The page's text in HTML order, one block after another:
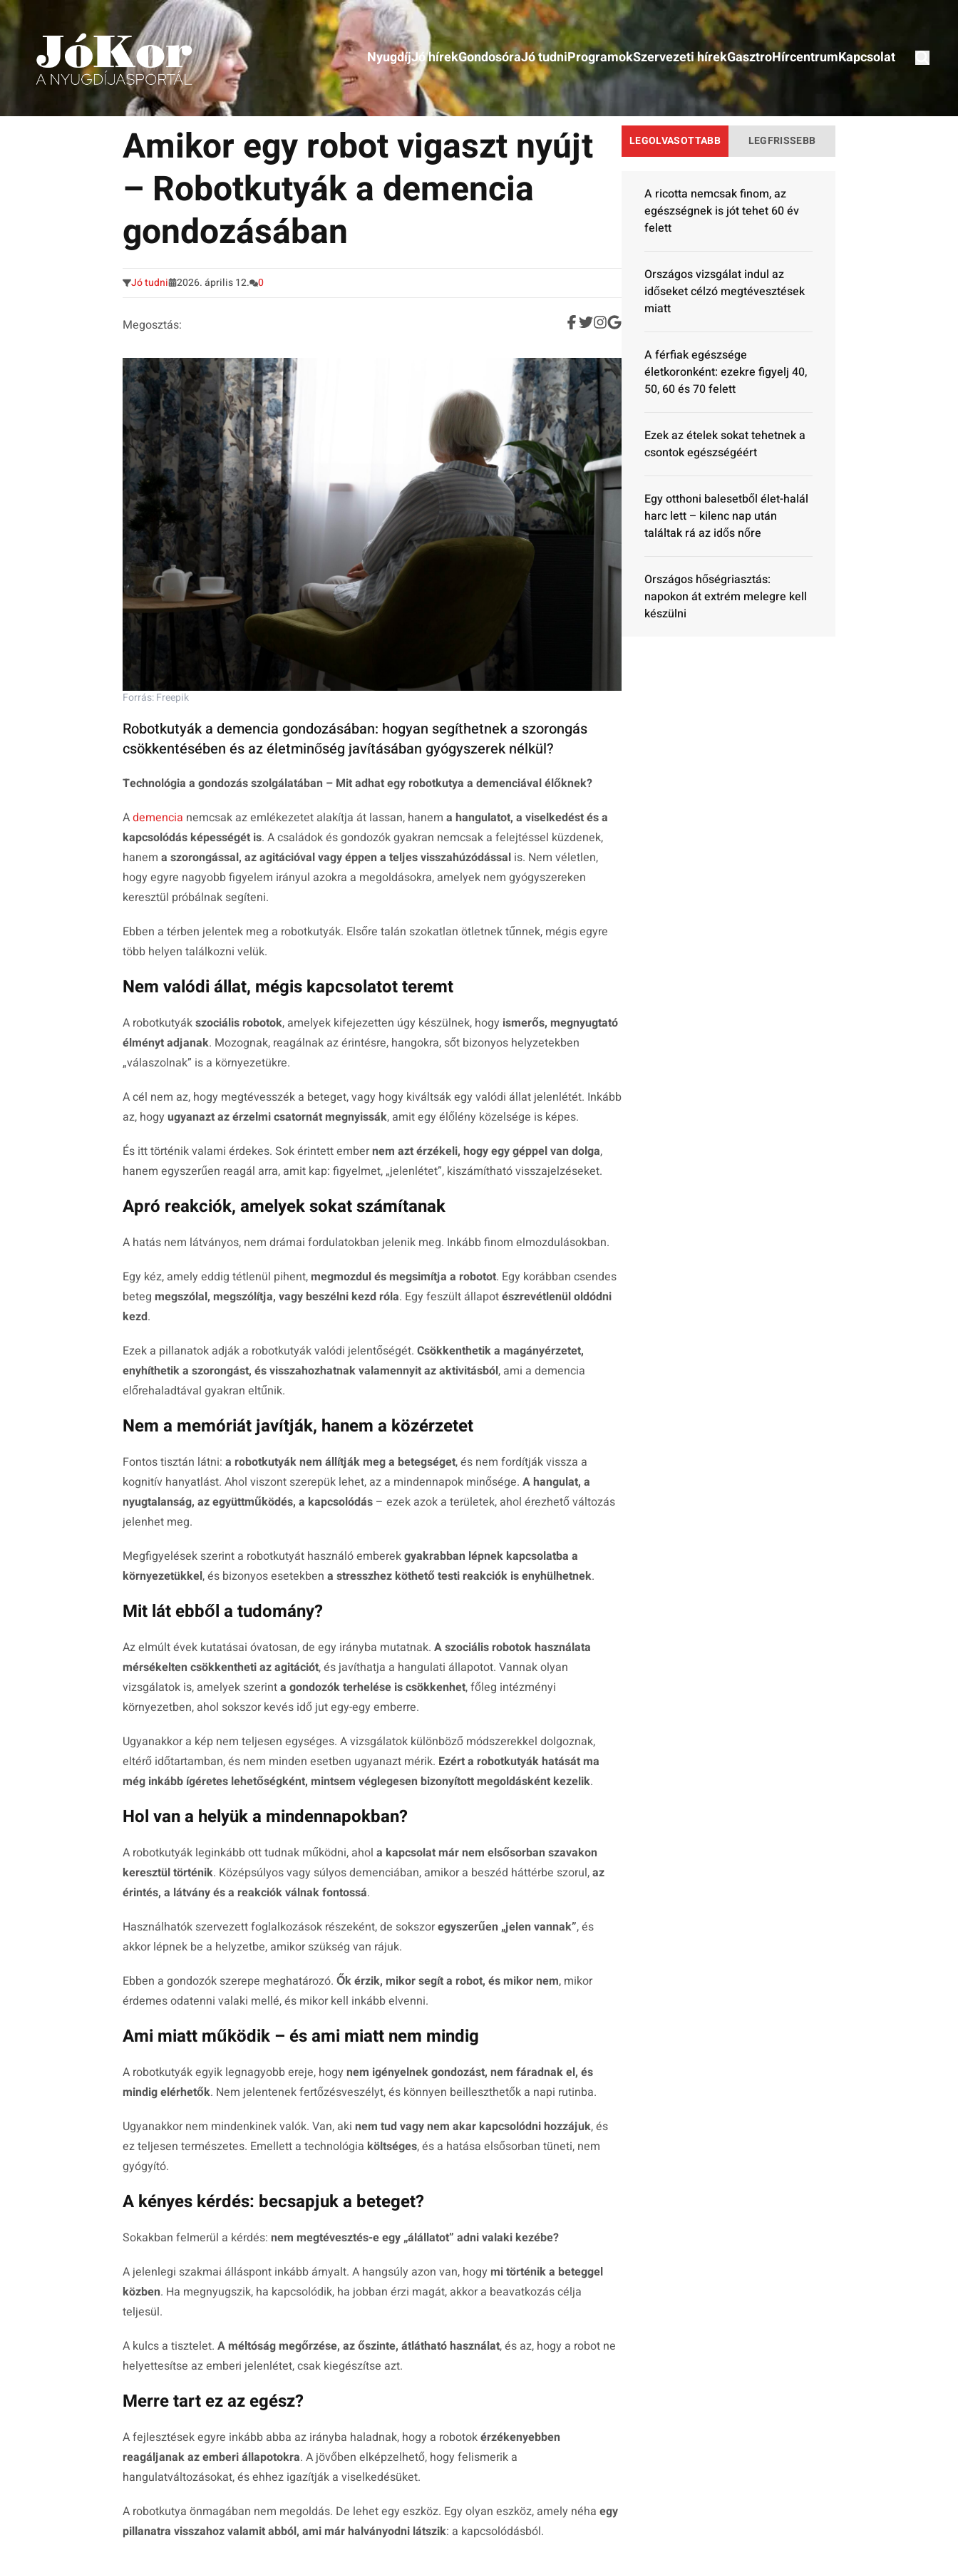
a
Tudnivalók, érdekességek idősek számára.
NyugdíjJó hírekGondosóraJó tudniProgramokSzervezeti hírekGasztroHírcentrumKapcsolat
Amikor egy robot vigaszt nyújt
– Robotkutyák a demencia
gondozásában
Jó tudni 2026. április 12. 0
Megosztás:
Forrás: Freepik
Robotkutyák a demencia gondozásában: hogyan segíthetnek a szorongás
csökkentésében és az életminőség javításában gyógyszerek nélkül?
Technológia a gondozás szolgálatában – Mit adhat egy robotkutya a demenciával élőknek?
Ademencia nemcsak az emlékezetet alakítja át lassan, hanem a hangulatot, a viselkedést és a
kapcsolódás képességét is. A családok és gondozók gyakran nemcsak a felejtéssel küzdenek,
hanem a szorongással, az agitációval vagy éppen a teljes visszahúzódással is. Nem véletlen,
hogy egyre nagyobb figyelem irányul azokra a megoldásokra, amelyek nem gyógyszereken
keresztül próbálnak segíteni.
Ebben a térben jelentek meg a robotkutyák. Elsőre talán szokatlan ötletnek tűnnek, mégis egyre
több helyen találkozni velük.
Nem valódi állat, mégis kapcsolatot teremt
A robotkutyákszociális robotok, amelyek kifejezetten úgy készülnek, hogy ismerős, megnyugtató
élményt adjanak. Mozognak, reagálnak az érintésre, hangokra, sőt bizonyos helyzetekben
„válaszolnak” is a környezetükre.
A cél nem az, hogy megtévesszék a beteget, vagy hogy kiváltsák egy valódi állat jelenlétét. Inkább
az, hogy ugyanazt az érzelmi csatornát megnyissák, amit egy élőlény közelsége is képes.
És itt történik valami érdekes. Sok érintett embernem azt érzékeli, hogy egy géppel van dolga,
hanem egyszerűen reagál arra, amit kap: figyelmet, „jelenlétet”, kiszámítható visszajelzéseket.
Apró reakciók, amelyek sokat számítanak
A hatás nem látványos, nem drámai fordulatokban jelenik meg. Inkább finom elmozdulásokban.
Egy kéz, amely eddig tétlenül pihent,megmozdul és megsimítja a robotot. Egy korábban csendes
beteg megszólal, megszólítja, vagy beszélni kezd róla. Egy feszült állapotészrevétlenül oldódni
kezd.
Ezek a pillanatok adják a robotkutyák valódi jelentőségét. Csökkenthetik a magányérzetet,
enyhíthetik a szorongást, és visszahozhatnak valamennyit az aktivitásból, ami a demencia
előrehaladtával gyakran eltűnik.
Nem a memóriát javítják, hanem a közérzetet
Fontos tisztán látni: a robotkutyák nem állítják meg a betegséget, és nem fordítják vissza a
kognitív hanyatlást. Ahol viszont szerepük lehet, az a mindennapok minősége. A hangulat, a
nyugtalanság, az együttműködés, a kapcsolódás – ezek azok a területek, ahol érezhető változás
jelenhet meg.
Megfigyelések szerint a robotkutyát használó emberekgyakrabban lépnek kapcsolatba a
környezetükkel, és bizonyos esetekben a stresszhez köthető testi reakciók is enyhülhetnek.
Mit lát ebből a tudomány?
Az elmúlt évek kutatásai óvatosan, de egy irányba mutatnak. A szociális robotok használata
mérsékelten csökkentheti az agitációt, és javíthatja a hangulati állapotot. Vannak olyan
vizsgálatok is, amelyek szerinta gondozók terhelése is csökkenhet, főleg intézményi
környezetben, ahol sokszor kevés idő jut egy-egy emberre.
Ugyanakkor a kép nem teljesen egységes. A vizsgálatok különböző módszerekkel dolgoznak,
eltérő időtartamban, és nem minden esetben ugyanazt mérik. Ezért a robotkutyák hatását ma
még inkább ígéretes lehetőségként, mintsem véglegesen bizonyított megoldásként kezelik.
Hol van a helyük a mindennapokban?
A robotkutyák leginkább ott tudnak működni, ahol a kapcsolat már nem elsősorban szavakon
keresztül történik. Középsúlyos vagy súlyos demenciában, amikor a beszéd háttérbe szorul,az
érintés, a látvány és a reakciók válnak fontossá.
Használhatók szervezett foglalkozások részeként, de sokszoregyszerűen „jelen vannak”, és
akkor lépnek be a helyzetbe, amikor szükség van rájuk.
Ebben a gondozók szerepe meghatározó. Ők érzik, mikor segít a robot, és mikor nem, mikor
érdemes odatenni valaki mellé, és mikor kell inkább elvenni.
Ami miatt működik – és ami miatt nem mindig
A robotkutyák egyik legnagyobb ereje, hogy nem igényelnek gondozást, nem fáradnak el, és
mindig elérhetők. Nem jelentenek fertőzésveszélyt, és könnyen beilleszthetők a napi rutinba.
Ugyanakkor nem mindenkinek valók. Van, aki nem tud vagy nem akar kapcsolódni hozzájuk, és
ez teljesen természetes. Emellett a technológia költséges, és a hatása elsősorban tüneti, nem
gyógyító.
A kényes kérdés: becsapjuk a beteget?
Sokakban felmerül a kérdés: nem megtévesztés-e egy „álállatot” adni valaki kezébe?
A jelenlegi szakmai álláspont inkább árnyalt. A hangsúly azon van, hogy mi történik a beteggel
közben. Ha megnyugszik, ha kapcsolódik, ha jobban érzi magát, akkor a beavatkozás célja
teljesül.
A kulcs a tisztelet. A méltóság megőrzése, az őszinte, átlátható használat, és az, hogy a robot ne
helyettesítse az emberi jelenlétet, csak kiegészítse azt.
Merre tart ez az egész?
A fejlesztések egyre inkább abba az irányba haladnak, hogy a robotokérzékenyebben
reagáljanak az emberi állapotokra. A jövőben elképzelhető, hogy felismerik a
hangulatváltozásokat, és ehhez igazítják a viselkedésüket.
A robotkutya önmagában nem megoldás. De lehet egy eszköz. Egy olyan eszköz, amely néha egy
pillanatra visszahoz valamit abból, ami már halványodni látszik: a kapcsolódásból.
LEGOLVASOTTABB LEGFRISSEBB
A ricotta nemcsak finom, az
egészségnek is jót tehet 60 év
felett
Országos vizsgálat indul az
időseket célzó megtévesztések
miatt
A férfiak egészsége
életkoronként: ezekre figyelj 40,
50, 60 és 70 felett
Ezek az ételek sokat tehetnek a
csontok egészségéért
Egy otthoni balesetből élet-halál
harc lett – kilenc nap után
találtak rá az idős nőre
Országos hőségriasztás:
napokon át extrém melegre kell
készülni